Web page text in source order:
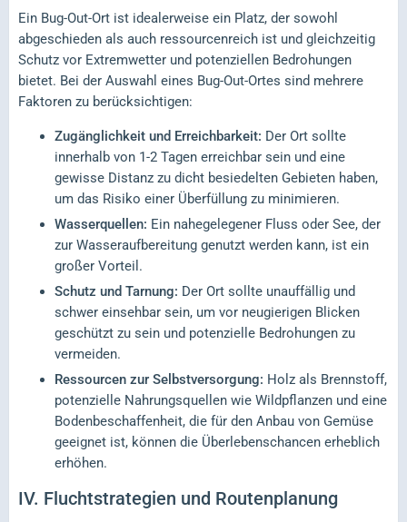
Ein Bug-Out-Ort ist idealerweise ein Platz, der sowohl
abgeschieden als auch ressourcenreich ist und gleichzeitig
Schutz vor Extremwetter und potenziellen Bedrohungen
bietet. Bei der Auswahl eines Bug-Out-Ortes sind mehrere
Faktoren zu berücksichtigen:
Zugänglichkeit und Erreichbarkeit: Der Ort sollte
innerhalb von 1-2 Tagen erreichbar sein und eine
gewisse Distanz zu dicht besiedelten Gebieten haben,
um das Risiko einer Überfüllung zu minimieren.
Wasserquellen: Ein nahegelegener Fluss oder See, der
zur Wasseraufbereitung genutzt werden kann, ist ein
großer Vorteil.
Schutz und Tarnung: Der Ort sollte unauffällig und
schwer einsehbar sein, um vor neugierigen Blicken
geschützt zu sein und potenzielle Bedrohungen zu
vermeiden.
Ressourcen zur Selbstversorgung: Holz als Brennstoff,
potenzielle Nahrungsquellen wie Wildpflanzen und eine
Bodenbeschaffenheit, die für den Anbau von Gemüse
geeignet ist, können die Überlebenschancen erheblich
erhöhen.
IV. Fluchtstrategien und Routenplanung